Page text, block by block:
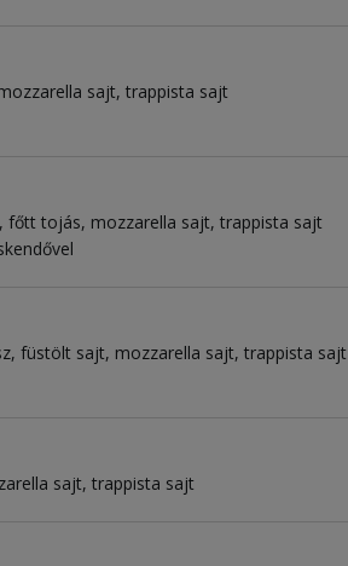
sajt trappista sajt
főtt tojás mozzarella sajt trappista sajt
füstölt sajt mozzarella sajt trappista sajt
sajt trappista sajt